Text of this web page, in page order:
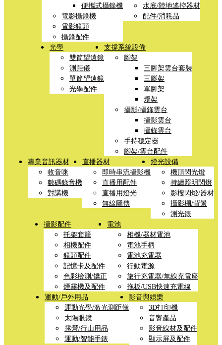
便攜式攝錄機
電影攝錄機
電影鏡頭
攝錄配件
水底/陸地遙控器材
配件/消耗品
光學
雙筒望遠鏡
測距儀
單筒望遠鏡
光學配件
支撐系統設備
腳架
三腳架雲台套裝
三腳架
單腳架
燈架
攝影/攝錄雲台
攝影雲台
攝錄雲台
手持穩定器
腳架/雲台配件
專業音訊器材
收音咪
數碼錄音機
對講機
直播器材
即時串流攝影機
直播用配件
直播用燈光
無線圖傳
燈光設備
機頂閃光燈
持續照明閃燈
影樓閃燈/器材
攝影棚/背景
測光錶
攝影配件
托架套籠
相機配件
鏡頭配件
記憶卡及配件
色彩檢測/矯正
煙霧機及配件
電池
相機/器材電池
電池手柄
電池充電器
行動電源
旅行充電器/無線充電座
拖板/USB快速充電線
運動/戶外用品
運動光學/激光測距儀
太陽眼鏡
露營/行山用品
運動/智能手錶
影音與娛樂
3D打印機
音響產品
影音線材及配件
顯示屏及配件